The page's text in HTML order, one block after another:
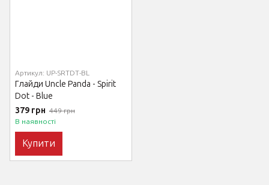
Артикул: UP-SRTDT-BL
Глайди Uncle Panda - Spirit
Dot - Blue
379 грн 449 грн
В наявності
Купити